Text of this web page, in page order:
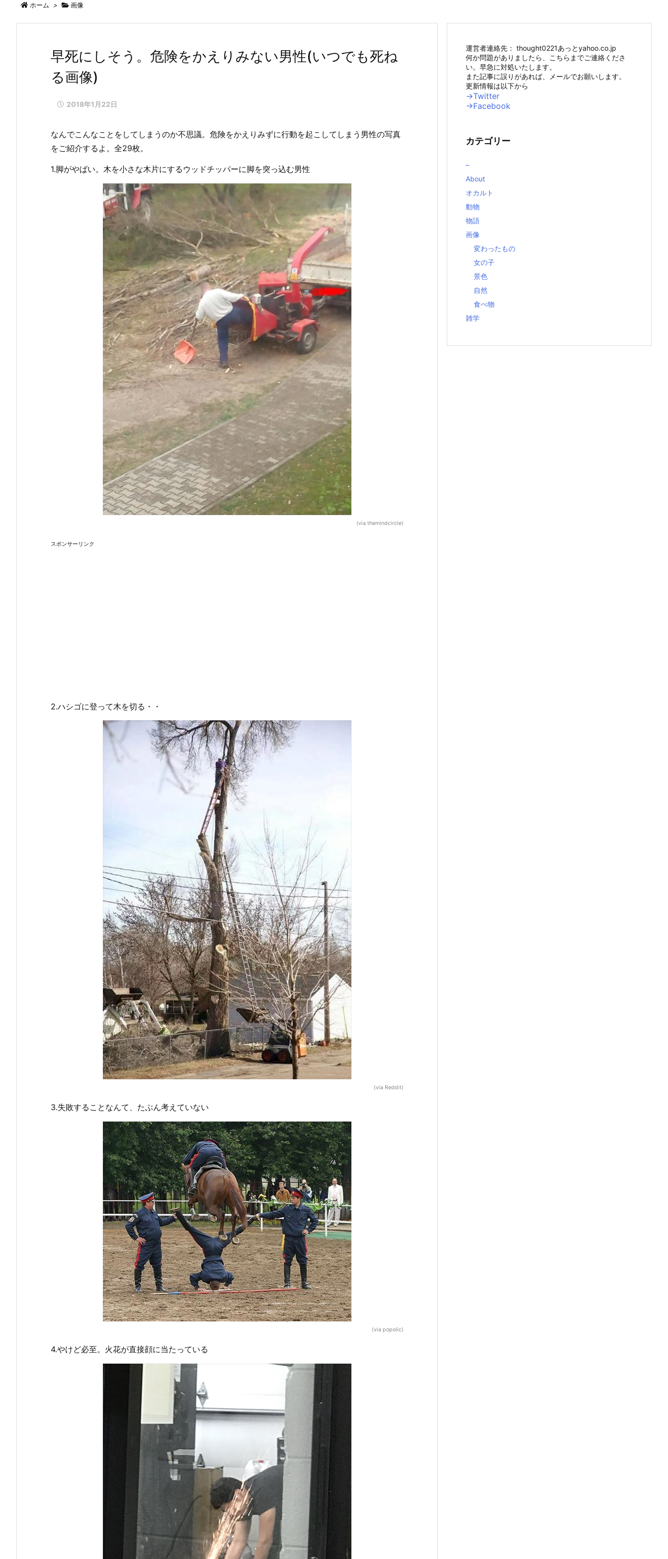
ホーム > 画像
早死にしそう。危険をかえりみない男性(いつでも死ね
る画像)
2018年1月22日
なんでこんなことをしてしまうのか不思議。危険をかえりみずに行動を起こしてしまう男性の写真
をご紹介するよ。全29枚。
1.脚がやばい。木を小さな木片にするウッドチッパーに脚を突っ込む男性
(via themindcircle)
スポンサーリンク
2.ハシゴに登って木を切る・・
(via Reddit)
3.失敗することなんて、たぶん考えていない
(via popolic)
4.やけど必至。火花が直接顔に当たっている
運営者連絡先： thought0221あっとyahoo.co.jp
何か問題がありましたら、こちらまでご連絡くださ
い。早急に対処いたします。
また記事に誤りがあれば、メールでお願いします。
更新情報は以下から
→Twitter
→Facebook
カテゴリー
–
About
オカルト
動物
物語
画像
変わったもの
女の子
景色
自然
食べ物
雑学